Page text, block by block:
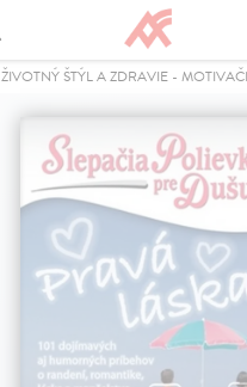
ŽIVOTNÝ ŠTÝL A ZDRAVIE-